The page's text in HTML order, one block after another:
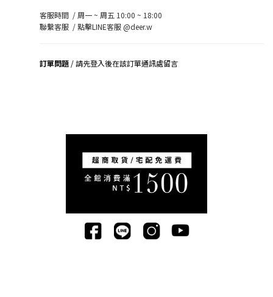
客服時間 / 周一 ~ 周五 10:00 ~ 18:00
聯繫客服 /點擊LINE客服 @deer.w
訂單問題 / 請先登入後在該訂單通訊處留言